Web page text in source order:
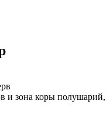
и зона коры полу­шарий,